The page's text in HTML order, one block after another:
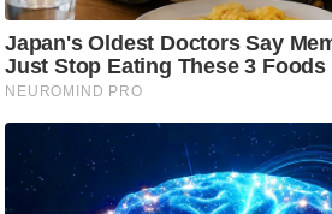
ब्यू
टी
/
फै
श
न